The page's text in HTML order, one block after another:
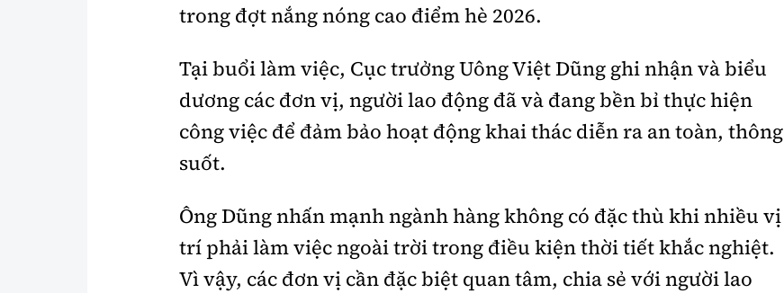
trong đợt nắng nóng cao điểm hè 2026.
Tại buổi làm việc, Cục trưởng Uông Việt Dũng ghi nhận và biểu
dương các đơn vị, người lao động đã và đang bền bỉ thực hiện
công việc để đảm bảo hoạt động khai thác diễn ra an toàn, thông
suốt.
Ông Dũng nhấn mạnh ngành hàng không có đặc thù khi nhiều vị
trí phải làm việc ngoài trời trong điều kiện thời tiết khắc nghiệt.
Vì vậy, các đơn vị cần đặc biệt quan tâm, chia sẻ với người lao